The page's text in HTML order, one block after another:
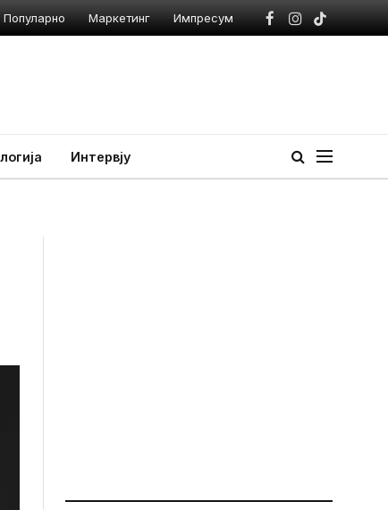
Популарно Маркетинг Импресум
Facebook
Instagram
TikTok
Интервју